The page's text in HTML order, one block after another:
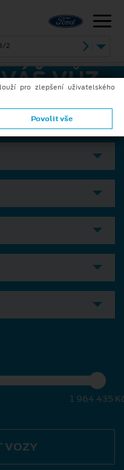
2
VŮZ
1 964 435
VOZY
pro zlepšení uživatelského
Povolit vše